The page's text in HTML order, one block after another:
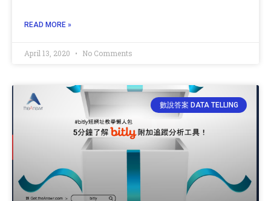
READ MORE »
April 13, 2020 No Comments
數說答案 DATA TELLING